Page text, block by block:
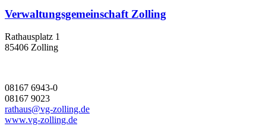
Verwaltungsgemeinschaft Zolling
Rathausplatz 1
85406 Zolling
08167 6943-0
08167 9023
rathaus@vg-zolling.de
www.vg-zolling.de